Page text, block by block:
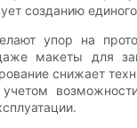
созданию
упор на
макеты для
снижает